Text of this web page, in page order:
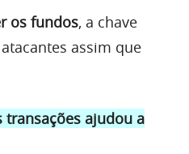
os fundos, a chave
assim que
transações ajudou a